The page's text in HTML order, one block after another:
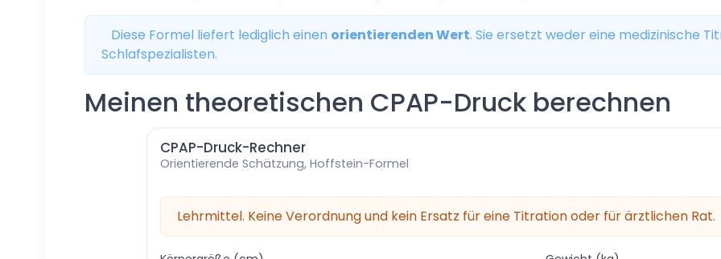
Diese Formel liefert lediglich einen orientierenden Wert. Sie ersetzt weder eine medizinische
Schlafspezialisten.
Meinen theoretischen CPAP-Druck berechnen
CPAP-Druck-Rechner
Orientierende Schätzung, Hoffstein-Formel
Lehrmittel. Keine Verordnung und kein Ersatz für eine Titration oder für ärztlichen Rat.